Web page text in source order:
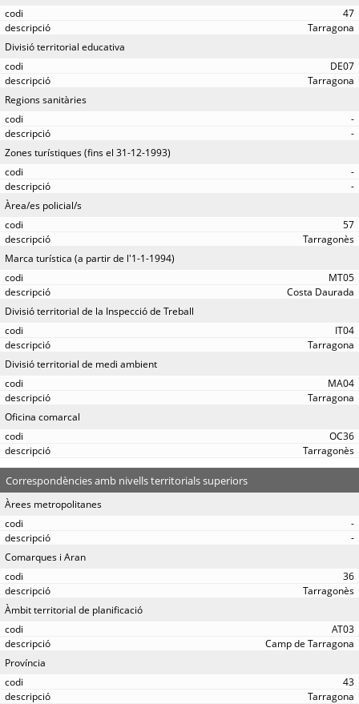
47
Tarragona
Divisió territorial educativa
DE07
Tarragona
Regions sanitàries
-
-
Zones turístiques (fins el 31-12-1993)
-
-
Àrea/es policial/s
57
Tarragonès
Marca turística (a partir de l'1-1-1994)
MT05
Costa Daurada
Divisió territorial de la Inspecció de Treball
IT04
Tarragona
Divisió territorial de medi ambient
MA04
Tarragona
Oficina comarcal
OC36
Tarragonès
Correspondències amb nivells territorials superiors
Àrees metropolitanes
-
-
Comarques i Aran
36
Tarragonès
Àmbit territorial de planificació
AT03
Camp de Tarragona
Província
43
Tarragona